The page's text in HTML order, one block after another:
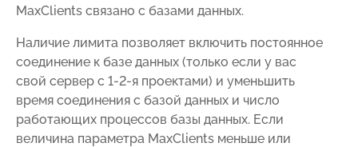
MaxClients связано с базами данных.
Наличие лимита позволяет включить постоянное
соединение к базе данных (только если у вас
свой сервер с 1-2-я проектами) и уменьшить
время соединения с базой данных и число
работающих процессов базы данных. Если
величина параметра MaxClients меньше или